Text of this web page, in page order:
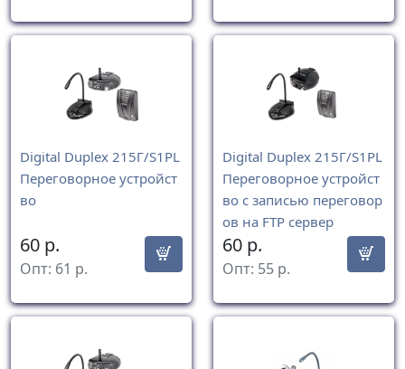
Digital Duplex 215Г/S1PL
Переговорное устройст
во
60 р.
Опт: 61 р.
Digital Duplex 215Г/S1PL
Переговорное устройст
во с записью переговор
ов на FTP сервер
60 р.
Опт: 55 р.